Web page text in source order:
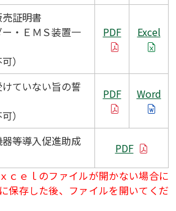
証明書
ー・ＥＭＳ装置一
）
PDF Excel
ていない旨の誓
）
PDF Word
等導入促進助成
PDF
ｃｅｌのファイルが開かない場合に
保存した後、ファイルを開いてくだ